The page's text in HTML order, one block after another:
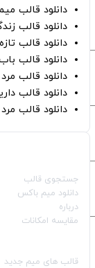
دانلود قالب
دانلود قالب
دانلود قالب
دانلود قالب
دانلود قالب
دانلود قالب
دانلود قالب
جستجوی قالب
دانلود میم باکس
درباره
مقایسه امکانات
قالب‌ های میم جدید